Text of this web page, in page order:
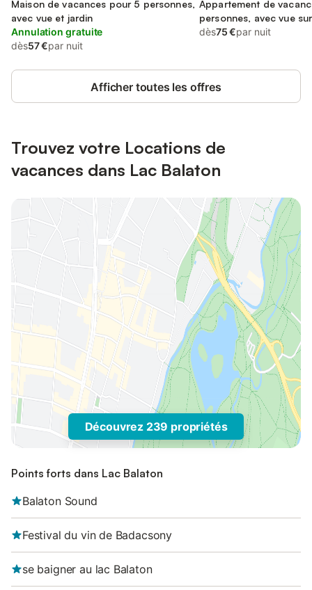
Maison de vacances pour 5 personnes,
avec vue et jardin
Annulation gratuite
dès57 €par nuit
Appartement de
personnes, avec vue
piscine et balcon,
dès75 €par nuit
Afficher toutes les offres
Trouvez votre Locations de
vacances dans Lac Balaton
Découvrez 239 propriétés
Points forts dans Lac Balaton
Balaton Sound
Festival du vin de Badacsony
se baigner au lac Balaton